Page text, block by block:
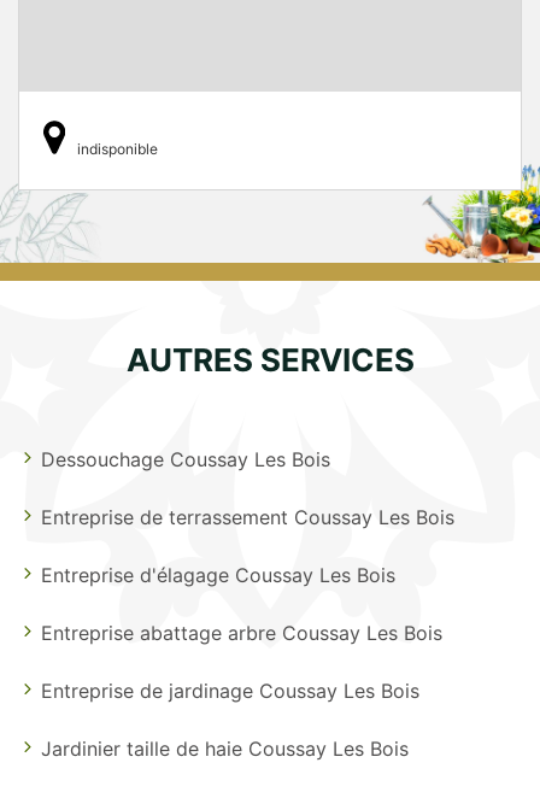
indisponible
AUTRES SERVICES
Dessouchage Coussay Les Bois
Entreprise de terrassement Coussay Les Bois
Entreprise d'élagage Coussay Les Bois
Entreprise abattage arbre Coussay Les Bois
Entreprise de jardinage Coussay Les Bois
Jardinier taille de haie Coussay Les Bois